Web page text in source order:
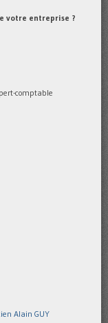
votre entreprise ?
comptable
Alain GUY